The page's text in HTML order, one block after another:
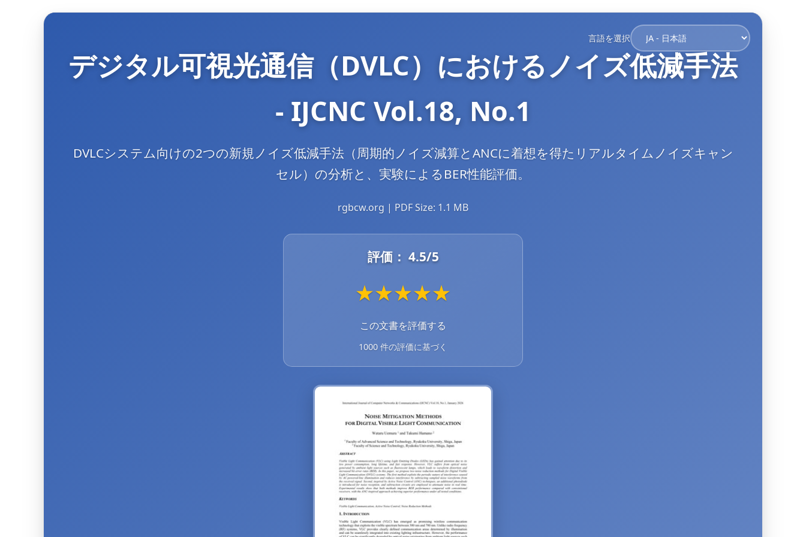
言語を選択
デジタル可視光通信（DVLC）におけるノイズ低減手法
- IJCNC Vol.18, No.1
DVLCシステム向けの2つの新規ノイズ低減手法（周期的ノイズ減算とANCに着想を得たリアルタイムノイズキャン
セル）の分析と、実験によるBER性能評価。
rgbcw.org | PDF Size: 1.1 MB
評価： 4.5/5
★★★★★
この文書を評価する
1000 件の評価に基づく